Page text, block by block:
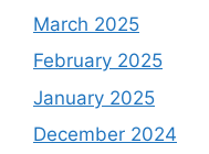
March 2025
February 2025
January 2025
December 2024